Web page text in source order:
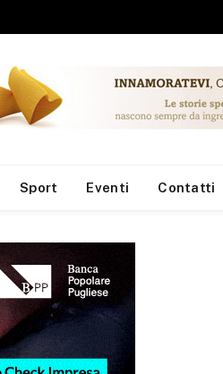
Sport Eventi Contatti